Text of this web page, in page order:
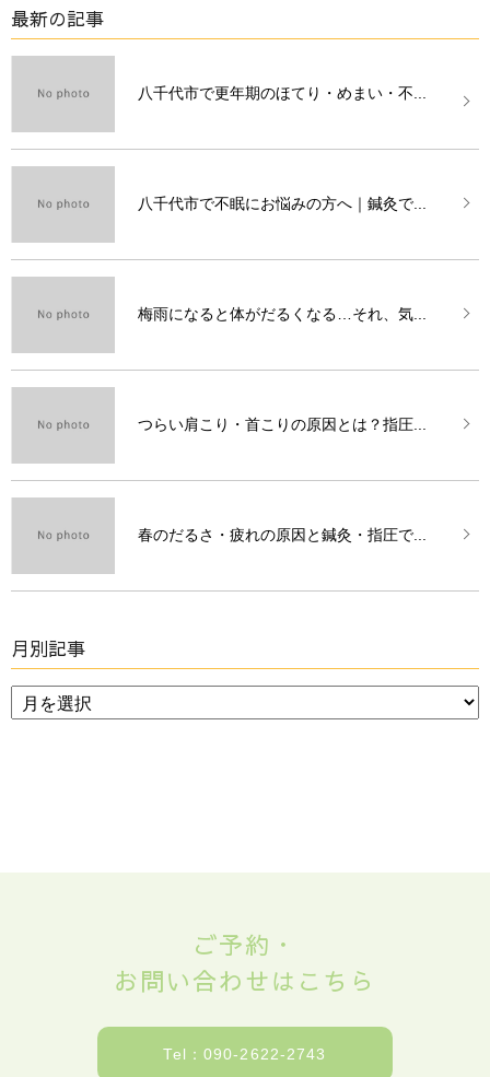
最新の記事
八千代市で更年期のほてり・めまい・不...
八千代市で不眠にお悩みの方へ｜鍼灸で...
梅雨になると体がだるくなる…それ、気...
つらい肩こり・首こりの原因とは？指圧...
春のだるさ・疲れの原因と鍼灸・指圧で...
月別記事
ご予約・
お問い合わせはこちら
Tel：090-2622-2743